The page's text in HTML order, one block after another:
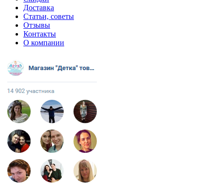
Доставка
Статьи, советы
Отзывы
Контакты
О компании